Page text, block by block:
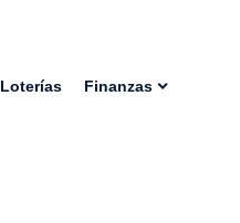
Loterías Finanzas